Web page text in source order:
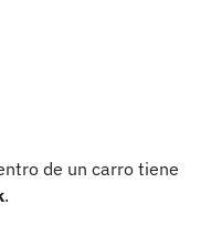
de un carro tiene
.